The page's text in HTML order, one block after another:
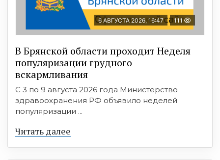
6 АВГУСТА 2026, 16:47 111
В Брянской области проходит Неделя
популяризации грудного
вскармливания
С 3 по 9 августа 2026 года Министерство
здравоохранения РФ объявило неделей
популяризации ...
Читать далее